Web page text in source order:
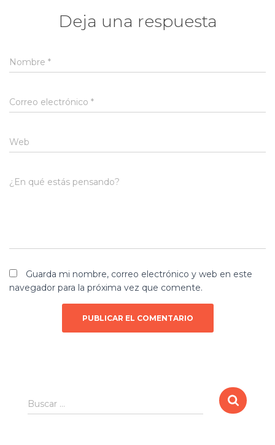
Deja una respuesta
Nombre *
Correo electrónico *
Web
¿En qué estás pensando?
Guarda mi nombre, correo electrónico y web en este
navegador para la próxima vez que comente.
B
u
Buscar …